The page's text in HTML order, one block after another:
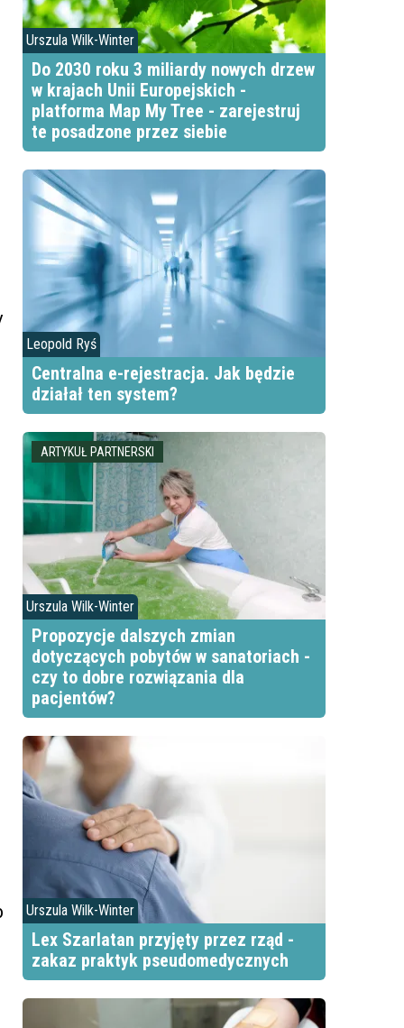
Urszula Wilk-Winter
Do 2030 roku 3 miliardy nowych drzew
w krajach Unii Europejskich -
platforma Map My Tree - zarejestruj
te posadzone przez siebie
Leopold Ryś
Centralna e-rejestracja. Jak będzie
działał ten system?
ARTYKUŁ PARTNERSKI
Urszula Wilk-Winter
Propozycje dalszych zmian
dotyczących pobytów w sanatoriach -
czy to dobre rozwiązania dla
pacjentów?
Urszula Wilk-Winter
Lex Szarlatan przyjęty przez rząd -
zakaz praktyk pseudomedycznych